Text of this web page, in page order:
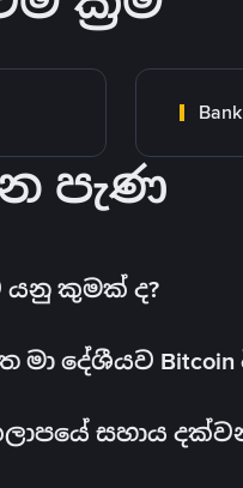
පැණ
යනු කුමක් ද?
මත මා දේශීයව
සහාය